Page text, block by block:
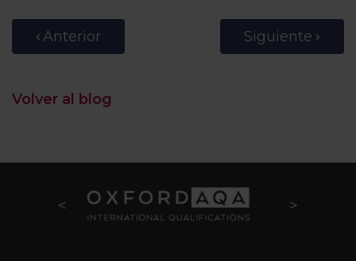
Anterior Siguiente
Volver al blog